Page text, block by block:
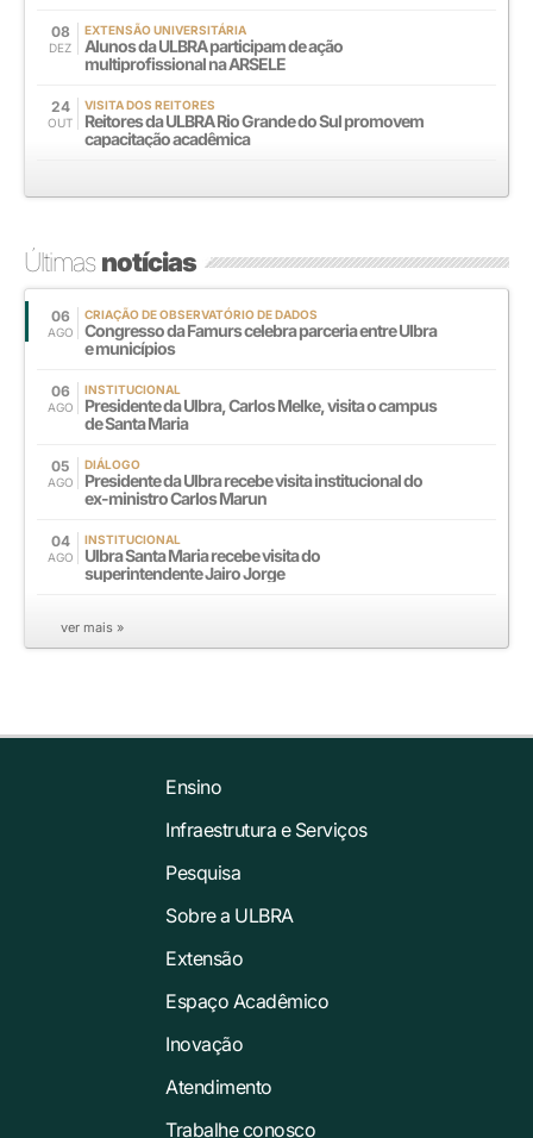
08
DEZ
EXTENSÃO UNIVERSITÁRIA
Alunos da ULBRA participam de ação
multiprofissional na ARSELE
24
OUT
VISITA DOS REITORES
Reitores da ULBRA Rio Grande do Sul promovem
capacitação acadêmica
Últimasnotícias
06
AGO
CRIAÇÃO DE OBSERVATÓRIO DE DADOS
Congresso da Famurs celebra parceria entre Ulbra
e municípios
06
AGO
INSTITUCIONAL
Presidente da Ulbra, Carlos Melke, visita o campus
de Santa Maria
05
AGO
DIÁLOGO
Presidente da Ulbra recebe visita institucional do
ex-ministro Carlos Marun
04
AGO
INSTITUCIONAL
Ulbra Santa Maria recebe visita do
superintendente Jairo Jorge
ver mais »
Ensino
Infraestrutura e Serviços
Pesquisa
Sobre a ULBRA
Extensão
Espaço Acadêmico
Inovação
Atendimento
Trabalhe conosco